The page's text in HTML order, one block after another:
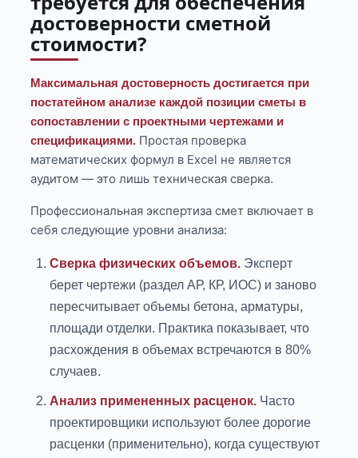
достоверности сметной
стоимости?
Максимальная достоверность достигается при
постатейном анализе каждой позиции сметы в
сопоставлении с проектными чертежами и
спецификациями. Простая проверка
математических формул в Excel не является
аудитом — это лишь техническая сверка.
Профессиональная экспертиза смет включает в
себя следующие уровни анализа:
Сверка физических объемов. Эксперт
берет чертежи (раздел АР, КР, ИОС) и заново
пересчитывает объемы бетона, арматуры,
площади отделки. Практика показывает, что
расхождения в объемах встречаются в 80%
случаев.
Анализ примененных расценок. Часто
проектировщики используют более дорогие
расценки (применительно), когда существуют